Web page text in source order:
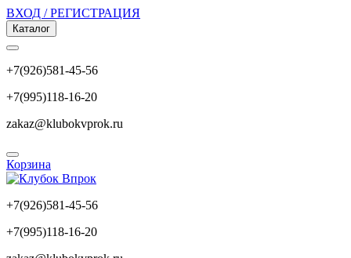
ВХОД / РЕГИСТРАЦИЯ
Каталог
+7(926)581-45-56
+7(995)118-16-20
zakaz@klubokvprok.ru
Корзина
+7(926)581-45-56
+7(995)118-16-20